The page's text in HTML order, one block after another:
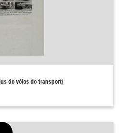
de vélos de transport)